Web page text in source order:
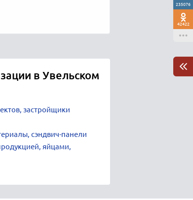
в Увельском
застройщики
сэндвич-панели
яйцами,
235076
42422